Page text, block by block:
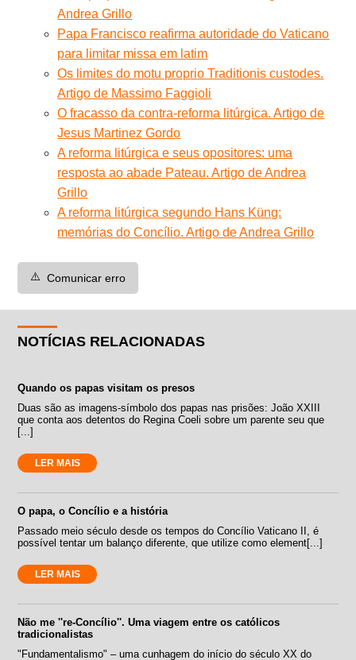
Andrea Grillo
Papa Francisco reafirma autoridade do Vaticano
para limitar missa em latim
Os limites do motu proprio Traditionis custodes.
Artigo de Massimo Faggioli
O fracasso da contra-reforma litúrgica. Artigo de
Jesus Martinez Gordo
A reforma litúrgica e seus opositores: uma
resposta ao abade Pateau. Artigo de Andrea
Grillo
A reforma litúrgica segundo Hans Küng:
memórias do Concílio. Artigo de Andrea Grillo
⚠️ Comunicar erro
NOTÍCIAS RELACIONADAS
Quando os papas visitam os presos
Duas são as imagens-símbolo dos papas nas prisões: João XXIII
que conta aos detentos do Regina Coeli sobre um parente seu que
[...]
LER MAIS
O papa, o Concílio e a história
Passado meio século desde os tempos do Concílio Vaticano II, é
possível tentar um balanço diferente, que utilize como element[...]
LER MAIS
Não me ''re-Concílio''. Uma viagem entre os católicos
tradicionalistas
"Fundamentalismo" – uma cunhagem do início do século XX do